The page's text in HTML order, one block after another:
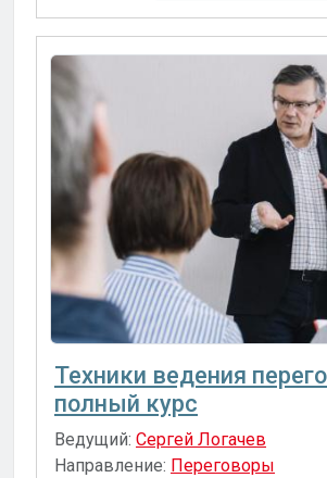
Техники ведения
полный курс
Ведущий: Сергей Логачев
Направление: Переговоры